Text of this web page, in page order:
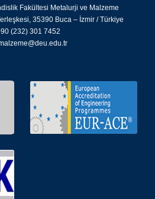
Fakültesi Metalurji ve Malzeme
35390 Buca – İzmir / Türkiye
(232) 301 7452